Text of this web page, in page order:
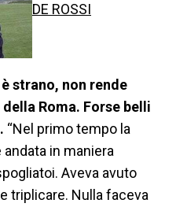
DE ROSSI
strano, non rende
Roma. Forse belli
“Nel primo tempo la
in maniera
Aveva avuto
triplicare. Nulla faceva